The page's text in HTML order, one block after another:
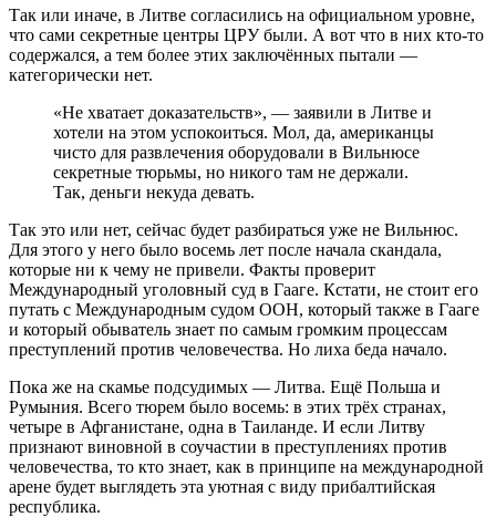
Так или иначе, в Литве согласились на официальном уровне,
что сами секретные центры ЦРУ были. А вот что в них кто-то
содержался, а тем более этих заключённых пытали —
категорически нет.
«Не хватает доказательств», — заявили в Литве и
хотели на этом успокоиться. Мол, да, американцы
чисто для развлечения оборудовали в Вильнюсе
секретные тюрьмы, но никого там не держали.
Так, деньги некуда девать.
Так это или нет, сейчас будет разбираться уже не Вильнюс.
Для этого у него было восемь лет после начала скандала,
которые ни к чему не привели. Факты проверит
Международный уголовный суд в Гааге. Кстати, не стоит его
путать с Международным судом ООН, который также в Гааге
и который обыватель знает по самым громким процессам
преступлений против человечества. Но лиха беда начало.
Пока же на скамье подсудимых — Литва. Ещё Польша и
Румыния. Всего тюрем было восемь: в этих трёх странах,
четыре в Афганистане, одна в Таиланде. И если Литву
признают виновной в соучастии в преступлениях против
человечества, то кто знает, как в принципе на международной
арене будет выглядеть эта уютная с виду прибалтийская
республика.